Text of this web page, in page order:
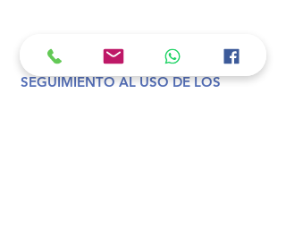
SEGUIMIENTO AL USO DE LOS